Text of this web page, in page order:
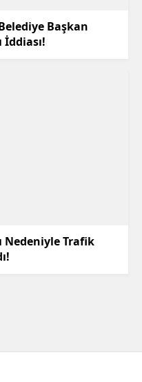
Başkan
İddiası!
Nedeniyle Trafik